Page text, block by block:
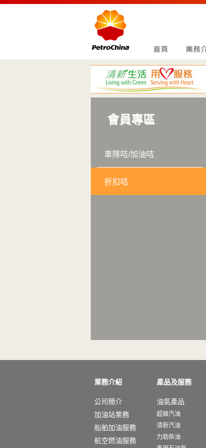
會員專區
車隊咭/加油咭
折扣咭
業務介紹
公司簡介
加油站業務
船舶加油服務
航空燃油服務
產品及服務
油氣產品
超級汽油
清新汽油
力勁柴油